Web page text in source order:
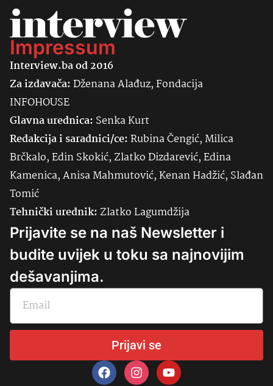
Impressum
Interview.ba od 2016
Za izdavača:Dženana Alađuz, Fondacija
INFOHOUSE
Glavna urednica: SenkaKurt
Redakcija i saradnici/ce:Rubina Čengić, Milica
Brčkalo, Edin Skokić, Zlatko Dizdarević, Edina
Kamenica, Anisa Mahmutović, Kenan Hadžić, Slađan
Tomić
Tehnički urednik:Zlatko Lagumdžija
Prijavite se na naš Newsletter i
budite uvijek u toku sa najnovijim
dešavanjima.
Prijavi se